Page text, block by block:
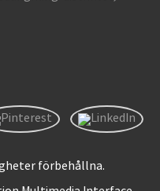
förbehållna.